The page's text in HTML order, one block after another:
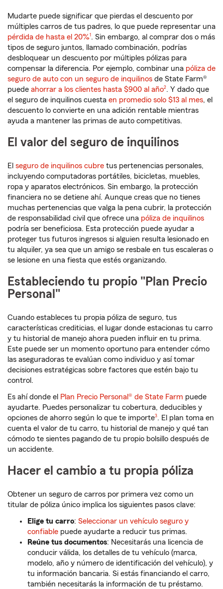
Mudarte puede significar que pierdas el descuento por
múltiples carros de tus padres, lo que puede representar una
pérdida de hasta el 20%
Nota de pie de página
1 . Sin embargo, al comprar dos o más
tipos de seguro juntos, llamado combinación, podrías
desbloquear un descuento por múltiples pólizas para
compensar la diferencia. Por ejemplo, combinar una póliza de
seguro de auto con un seguro de inquilinos de State Farm®
puede ahorrar a los clientes hasta $900 al año
Nota de pie de página
2. Y dado que
el seguro de inquilinos cuesta en promedio solo $13 al mes, el
descuento lo convierte en una adición rentable mientras
ayuda a mantener las primas de auto competitivas.
El valor del seguro de inquilinos
El seguro de inquilinos cubre tus pertenencias personales,
incluyendo computadoras portátiles, bicicletas, muebles,
ropa y aparatos electrónicos. Sin embargo, la protección
financiera no se detiene ahí. Aunque creas que no tienes
muchas pertenencias que valga la pena cubrir, la protección
de responsabilidad civil que ofrece una póliza de inquilinos
podría ser beneficiosa. Esta protección puede ayudar a
proteger tus futuros ingresos si alguien resulta lesionado en
tu alquiler, ya sea que un amigo se resbale en tus escaleras o
se lesione en una fiesta que estés organizando.
Estableciendo tu propio "Plan Precio
Personal"
Cuando estableces tu propia póliza de seguro, tus
características crediticias, el lugar donde estacionas tu carro
y tu historial de manejo ahora pueden influir en tu prima.
Este puede ser un momento oportuno para entender cómo
las aseguradoras te evalúan como individuo y así tomar
decisiones estratégicas sobre factores que estén bajo tu
control.
Es ahí donde el Plan Precio Personal® de State Farm puede
ayudarte. Puedes personalizar tu cobertura, deducibles y
opciones de ahorro según lo que te importe
Nota de pie de página
3. El plan toma en
cuenta el valor de tu carro, tu historial de manejo y qué tan
cómodo te sientes pagando de tu propio bolsillo después de
un accidente.
Hacer el cambio a tu propia póliza
Obtener un seguro de carros por primera vez como un
titular de póliza único implica los siguientes pasos clave:
Elige tu carro: Seleccionar un vehículo seguro y
confiable puede ayudarte a reducir tus primas.
Reúne tus documentos: Necesitarás una licencia de
conducir válida, los detalles de tu vehículo (marca,
modelo, año y número de identificación del vehículo), y
tu información bancaria. Si estás financiando el carro,
también necesitarás la información de tu préstamo.